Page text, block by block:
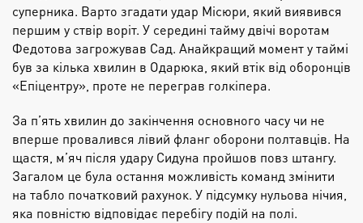
суперника. Варто згадати удар Місюри, який виявився
першим у ствір воріт. У середині тайму двічі воротам
Федотова загрожував Сад. Анайкращий момент у таймі
був за кілька хвилин в Одарюка, який втік від оборонців
«Епіцентру», проте не переграв голкіпера.
За п’ять хвилин до закінчення основного часу чи не
вперше провалився лівий фланг оборони полтавців. На
щастя, м’яч після удару Сидуна пройшов повз штангу.
Загалом це була остання можливість команд змінити
на табло початковий рахунок. У підсумку нульова нічия,
яка повністю відповідає перебігу подій на полі.